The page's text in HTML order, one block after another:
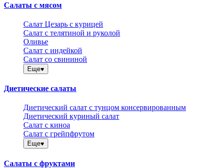
Салаты с мясом
Салат Цезарь с курицей
Салат с телятиной и руколой
Оливье
Салат с индейкой
Салат со свининой
Еще
Диетические салаты
Диетический салат с тунцом консервированным
Диетический куриный салат
Салат с киноа
Салат с грейпфрутом
Еще
Салаты с фруктами